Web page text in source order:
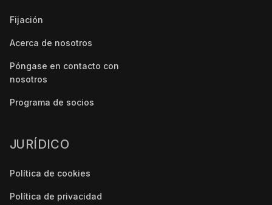
Fijación
Acerca de nosotros
Póngase en contacto con
nosotros
Programa de socios
JURÍDICO
Política de cookies
Política de privacidad